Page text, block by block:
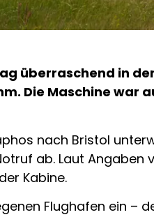
überraschend in
Die Maschine war
nach Bristol
ab. Laut Angaben
Kabine.
Flughafen ein –